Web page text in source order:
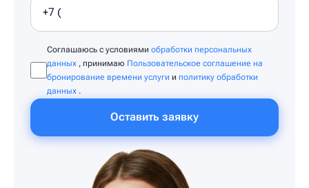
Соглашаюсь с условиями обработки персональных
данных , принимаю Пользовательское соглашение на
бронирование времени услуги и политику обработки
данных .
Оставить заявку